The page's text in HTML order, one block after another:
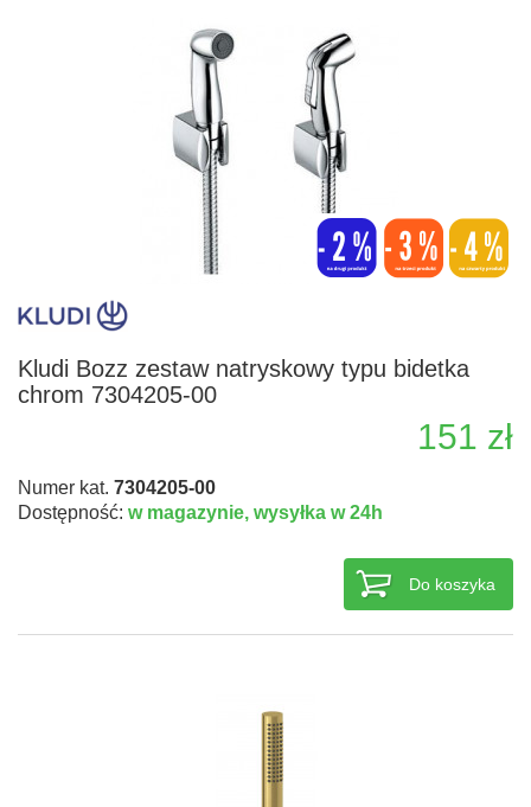
Kludi Bozz zestaw natryskowy typu bidetka
chrom 7304205-00
151 zł
Numer kat. 7304205-00
Dostępność: w magazynie, wysyłka w 24h
Do koszyka